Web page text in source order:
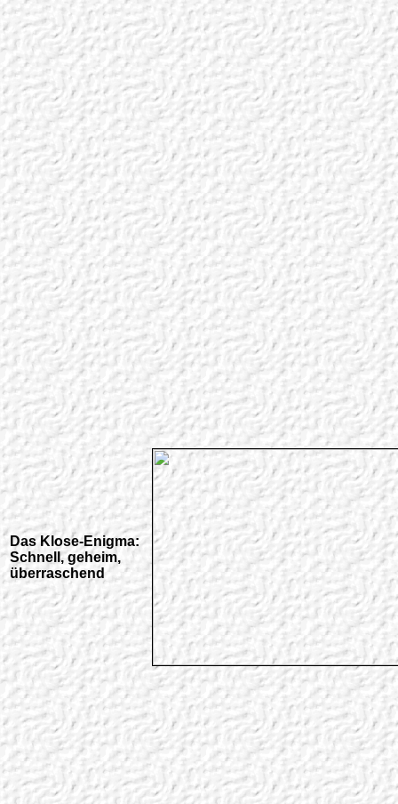
Das Klose-Enigma:
Schnell, geheim,
überraschend